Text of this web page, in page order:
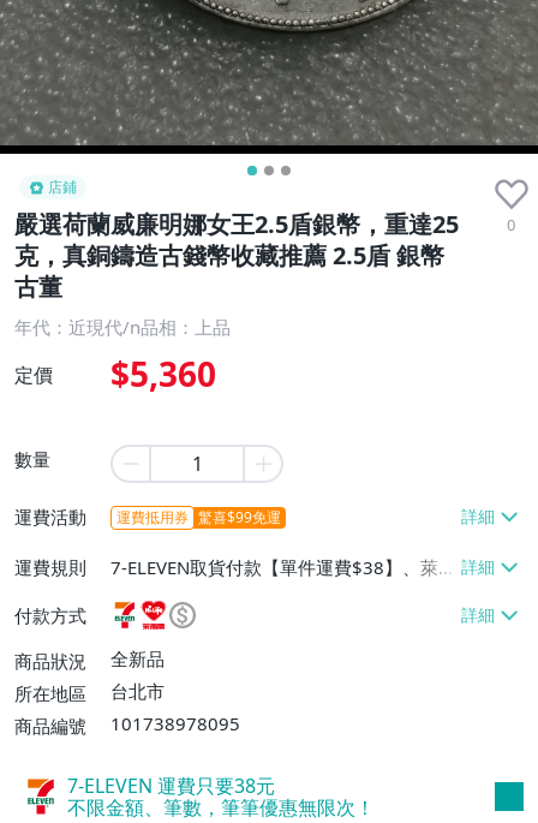
店鋪
嚴選荷蘭威廉明娜女王2.5盾銀幣，重達25
克，真銅鑄造古錢幣收藏推薦 2.5盾 銀幣
古董
0
年代：近現代/n品相：上品
定價 $5,360
數量
運費活動 運費抵用券 驚喜$99免運
運費規則
7-ELEVEN取貨付款【單件運費$38】、萊爾
富取貨付款【單件運費$60】、宅配/貨運
【單件運費$130】
付款方式
商品狀況
全新品
所在地區
台北市
商品編號
101738978095
7-ELEVEN 運費只要38元
不限金額、筆數，筆筆優惠無限次！